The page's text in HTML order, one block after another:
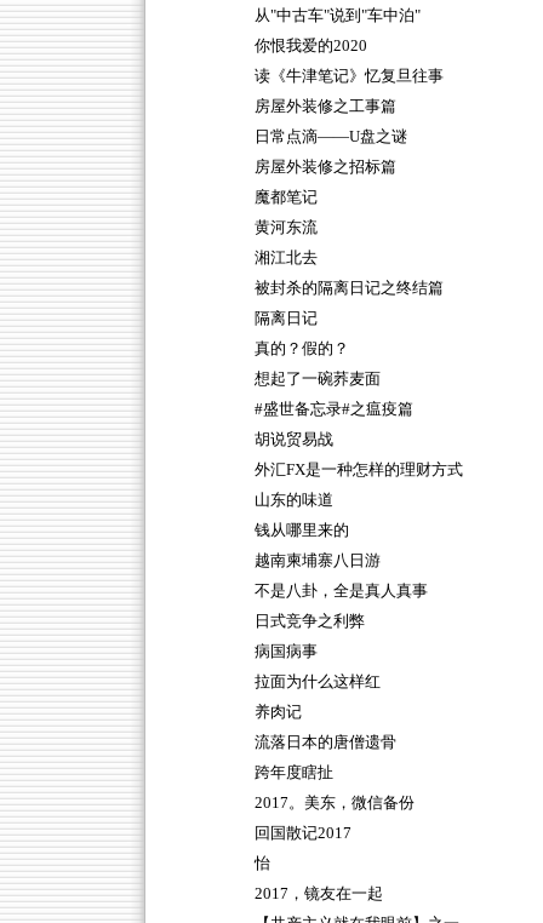
从"中古车"说到"车中泊"
你恨我爱的2020
读《牛津笔记》忆复旦往事
房屋外装修之工事篇
日常点滴——U盘之谜
房屋外装修之招标篇
魔都笔记
黄河东流
湘江北去
被封杀的隔离日记之终结篇
隔离日记
真的？假的？
想起了一碗荞麦面
#盛世备忘录#之瘟疫篇
胡说贸易战
外汇FX是一种怎样的理财方式
山东的味道
钱从哪里来的
越南柬埔寨八日游
不是八卦，全是真人真事
日式竞争之利弊
病国病事
拉面为什么这样红
养肉记
流落日本的唐僧遗骨
跨年度瞎扯
2017。美东，微信备份
回国散记2017
怡
2017，镜友在一起